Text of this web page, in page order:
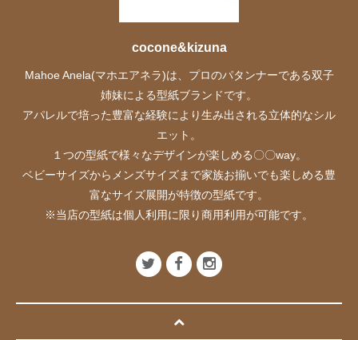
cocone&kizuna
Mahoe Anela(マホエアネラ)は、プロのパタンナーである双子
姉妹による型紙ブランドです。
アパレルで培った豊富な経験により生み出される立体的なシル
エット。
１つの型紙で様々なデザインが楽しめる〇〇way。
ベビーサイズからメンズサイズまで家族お揃いでも楽しめる豊
富なサイズ展開が特徴の型紙です。
※当店の型紙は個人利用に限り商用利用が可能です。